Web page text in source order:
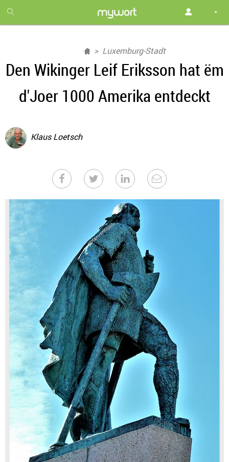
month
free
Luxemburg-Stadt
Den Wikinger Leif Eriksson hat ëm
d'Joer 1000 Amerika entdeckt
Klaus Loetsch